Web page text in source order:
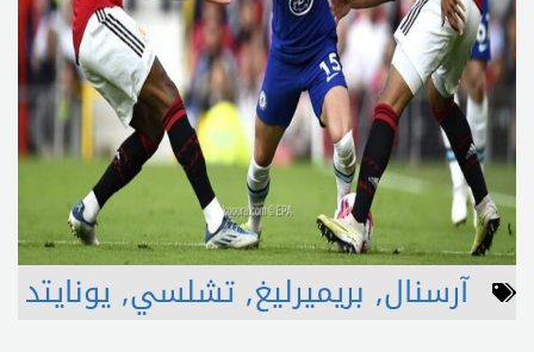
آرسنال, بريميرليغ, تشلسي, يونايتد